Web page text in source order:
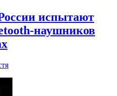
испытают
наушников